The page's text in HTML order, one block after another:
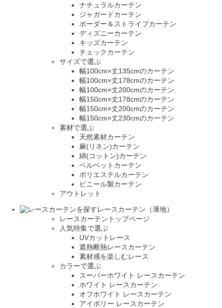
ナチュラルカーテン
ジャガードカーテン
ボーダー＆ストライプカーテン
ディズニーカーテン
キッズカーテン
チェックカーテン
サイズで選ぶ
幅100cm×丈135cmのカーテン
幅100cm×丈178cmのカーテン
幅100cm×丈200cmのカーテン
幅150cm×丈178cmのカーテン
幅150cm×丈200cmのカーテン
幅150cm×丈230cmのカーテン
素材で選ぶ
天然素材カーテン
麻(リネン)カーテン
綿(コットン)カーテン
ベルベットカーテン
ポリエステルカーテン
ビニール製カーテン
アウトレット
レースカーテン（薄地）
レースカーテントップページ
人気特集で選ぶ
UVカットレース
遮熱断熱レースカーテン
素材感を楽しむレース
カラーで選ぶ
スーパーホワイト レースカーテン
ホワイト レースカーテン
オフホワイト レースカーテン
アイボリー レースカーテン